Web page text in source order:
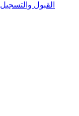
القبول والتسجيل